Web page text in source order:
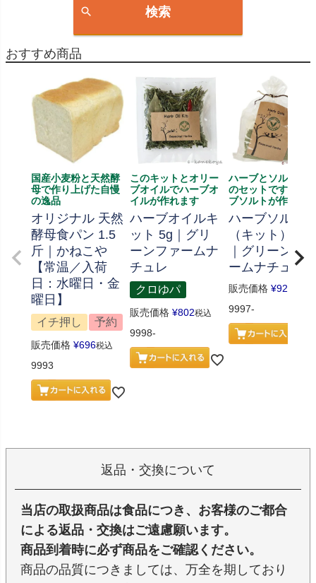
検索
おすすめ商品
国産小麦粉と天然酵
母で作り上げた自慢
の逸品
オリジナル 天然
酵母食パン 1.5
斤｜かねこや
【常温／入荷
日：水曜日・金
曜日】
イチ押し 予約
販売価格 ¥696税込
9993
このキットとオリー
ブオイルでハーブオ
イルが作れます
ハーブオイルキ
ット 5g｜グリ
ーンファームナ
チュレ
クロゆパ
販売価格 ¥802税込
9998-
ハーブとソルト、
のセットです、ハ
ブソルトが作れま
ハーブソルト
（キット） 70g
｜グリーンフ
ームナチュレ
販売価格 ¥926
9997-
返品・交換について
当店の取扱商品は食品につき、お客様のご都合
による返品・交換はご遠慮願います。
商品到着時に必ず商品をご確認ください。
商品の品質につきましては、万全を期しており